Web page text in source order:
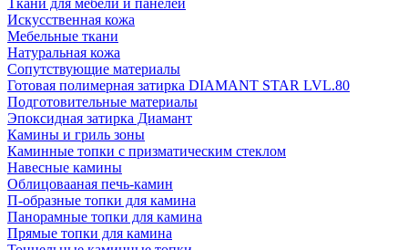
Искусственная кожа
Мебельные ткани
Натуральная кожа
Сопутствующие материалы
Готовая полимерная затирка DIAMANT STAR LVL.80
Подготовительные материалы
Эпоксидная затирка Диамант
Камины и гриль зоны
Каминные топки с призматическим стеклом
Навесные камины
Облицовааная печь-камин
П-образные топки для камина
Панорамные топки для камина
Прямые топки для камина